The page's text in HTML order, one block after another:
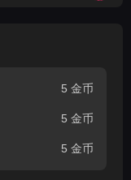
5 金币
5 金币
5 金币